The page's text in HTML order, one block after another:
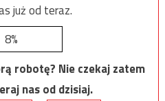
już od teraz.
8%
robotę? Nie czekaj zatem
nas od dzisiaj.